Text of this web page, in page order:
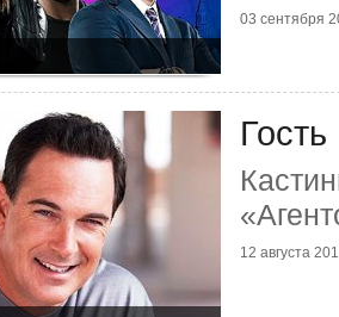
03 сентября
12 августа